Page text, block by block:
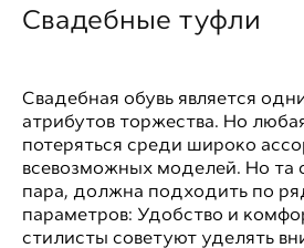
Свадебные туфли
Свадебная обувь является
атрибутов торжества. Но
потеряться среди широко
всевозможных моделей. Но та
пара, должна подходить по
параметров: Удобство и
стилисты советуют уделять